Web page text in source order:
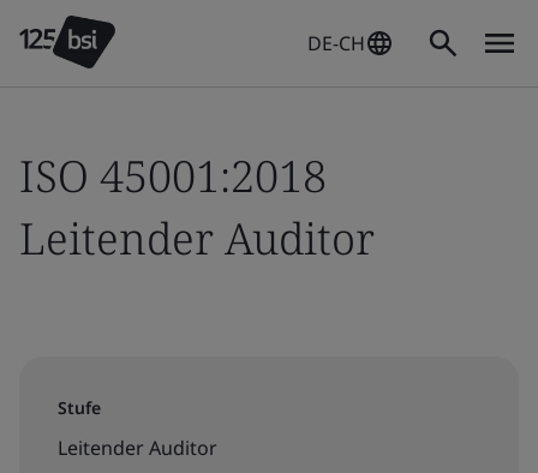
DE-CH
ISO 45001:2018
Leitender Auditor
Stufe
Leitender Auditor